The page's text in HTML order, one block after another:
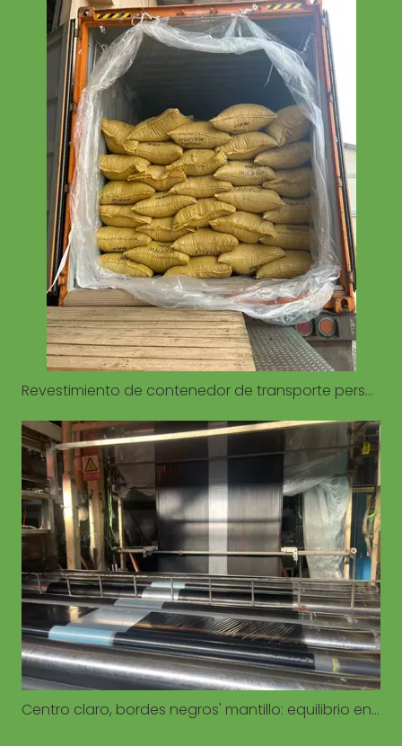
Revestimiento de contenedor de transporte personalizado para 20GP 40GP 40HQ
Centro claro, bordes negros' mantillo: equilibrio entre el calentamiento del suelo y el control de malezas